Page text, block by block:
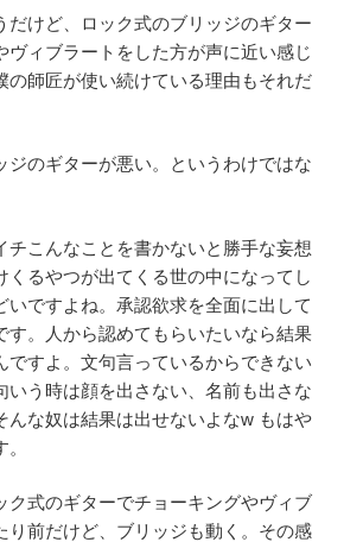
だけど、ロック式のブリッジのギター
ヴィブラートをした方が声に近い感じ
の師匠が使い続けている理由もそれだ
ジのギターが悪い。というわけではな
チこんなことを書かないと勝手な妄想
くるやつが出てくる世の中になってし
いですよね。承認欲求を全面に出して
す。人から認めてもらいたいなら結果
ですよ。文句言っているからできない
いう時は顔を出さない、名前も出さな
んな奴は結果は出せないよなw もはや
ク式のギターでチョーキングやヴィブ
り前だけど、ブリッジも動く。その感